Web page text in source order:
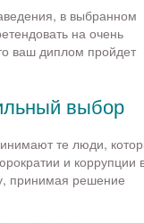
в выбранном
на очень
ваш диплом пройдет
выбор
те люди,
и коррупции
принимая решение